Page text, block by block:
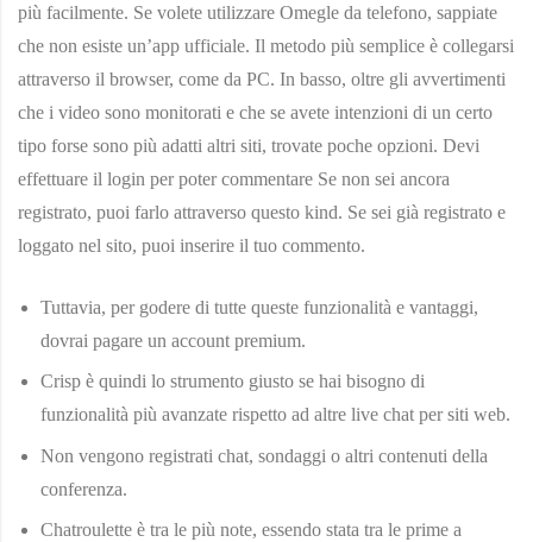
più facilmente. Se volete utilizzare Omegle da telefono, sappiate
che non esiste un’app ufficiale. Il metodo più semplice è collegarsi
attraverso il browser, come da PC. In basso, oltre gli avvertimenti
che i video sono monitorati e che se avete intenzioni di un certo
tipo forse sono più adatti altri siti, trovate poche opzioni. Devi
effettuare il login per poter commentare Se non sei ancora
registrato, puoi farlo attraverso questo kind. Se sei già registrato e
loggato nel sito, puoi inserire il tuo commento.
Tuttavia, per godere di tutte queste funzionalità e vantaggi,
dovrai pagare un account premium.
Crisp è quindi lo strumento giusto se hai bisogno di
funzionalità più avanzate rispetto ad altre live chat per siti web.
Non vengono registrati chat, sondaggi o altri contenuti della
conferenza.
Chatroulette è tra le più note, essendo stata tra le prime a